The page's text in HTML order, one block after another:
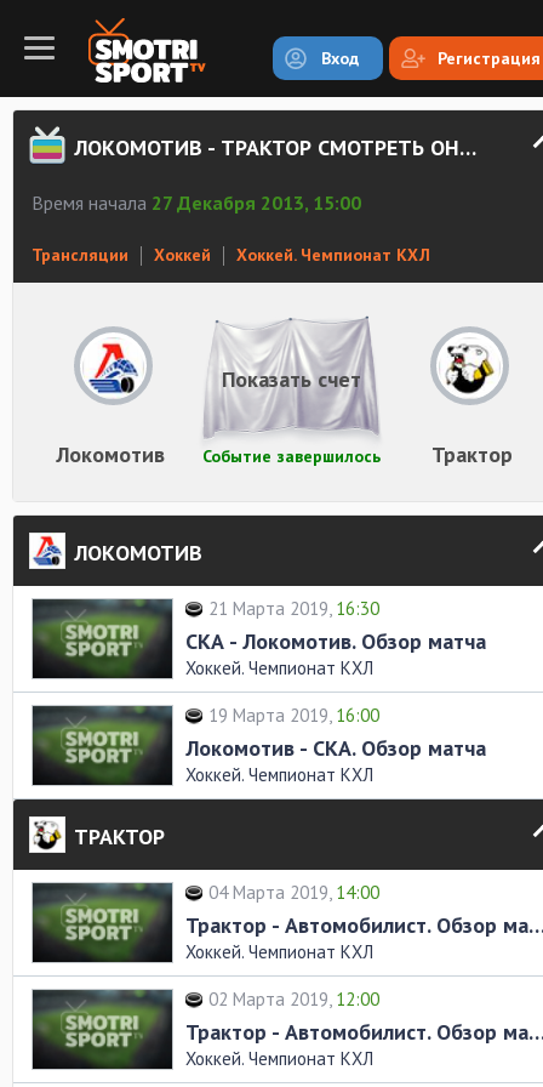
Вход Регистрация
ЛОКОМОТИВ - ТРАКТОР СМОТРЕТЬ ОНЛАЙН
Время начала 27 Декабря 2013, 15:00
Трансляции Хоккей Хоккей. Чемпионат КХЛ
Локомотив Трактор
Событие завершилось
Показать счет
ЛОКОМОТИВ
21 Марта 2019, 16:30
СКА - Локомотив. Обзор матча
Хоккей. Чемпионат КХЛ
19 Марта 2019, 16:00
Локомотив - СКА. Обзор матча
Хоккей. Чемпионат КХЛ
ТРАКТОР
04 Марта 2019, 14:00
Трактор -
Хоккей. Чемпионат КХЛ
02 Марта 2019, 12:00
Трактор -
Хоккей. Чемпионат КХЛ